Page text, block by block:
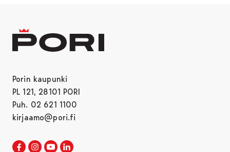
Porin kaupunki
PL 121, 28101 PORI
Puh. 02 621 1100
kirjaamo@pori.fi
Porin kaupunki Facebookissa
Avautuu uudessa välilehdessä
Porin kaupunki Instagramissa
Avautuu uudessa välilehdessä
Porin kaupunki Youtubessa
Avautuu uudessa välilehdessä